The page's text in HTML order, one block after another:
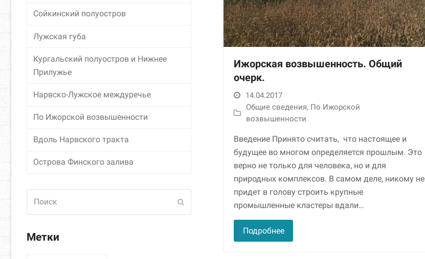
Ижорская возвышенность. Общий
очерк.
14.04.2017
Общие сведения, По Ижорской
возвышенности
Введение Принято считать, что настоящее и
будущее во многом определяется прошлым. Это
верно не только для человека, но и для
природных комплексов. В самом деле, никому не
придет в голову строить крупные
промышленные кластеры вдали…
Подробнее
Сойкинский полуостров
Лужская губа
Кургальский полуостров и Нижнее
Прилужье
Нарвско-Лужское междуречье
По Ижорской возвышенности
Вдоль Нарвского тракта
Острова Финского залива
Метки
веб-сайта.
Статистика и
Для того чтобы
улучшить